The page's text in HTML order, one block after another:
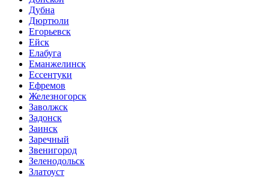
Дубна
Дюртюли
Егорьевск
Ейск
Елабуга
Еманжелинск
Ессентуки
Ефремов
Железногорск
Заволжск
Задонск
Заинск
Заречный
Звенигород
Зеленодольск
Златоуст